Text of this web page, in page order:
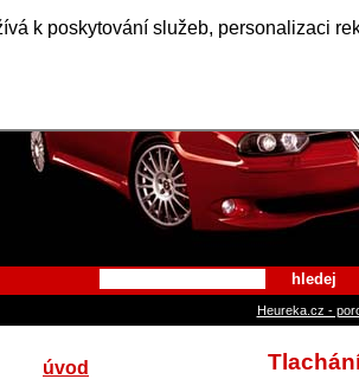
k poskytování služeb, personalizaci
Alfa
hledej
Heureka.cz -
úvod